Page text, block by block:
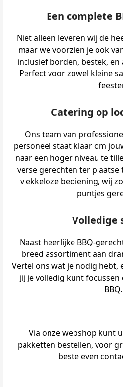
Een complete
Niet alleen leveren wij de
maar we voorzien je ook
inclusief borden, bestek, en
Perfect voor zowel kleine
Catering op
Ons team van
personeel staat klaar om
naar een hoger niveau te
verse gerechten ter
vlekkeloze bediening, wij
puntjes
Volledige
Naast heerlijke BBQ-
breed assortiment aan
Vertel ons wat je nodig hebt,
jij je volledig kunt
BBQ.
Via onze webshop kunt
pakketten bestellen, voor
beste even